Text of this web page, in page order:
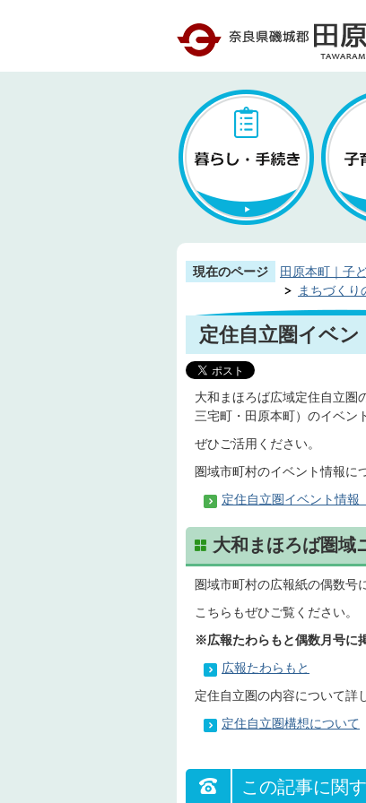
現在のページ 田原本町｜子
まちづくり
定住自立圏イベン
大和まほろば広域定住自立圏
三宅町・田原本町）のイベン
ぜひご活用ください。
圏域市町村のイベント情報に
定住自立圏イベント情報
大和まほろば圏域
圏域市町村の広報紙の偶数号
こちらもぜひご覧ください。
※広報たわらもと偶数月号に
広報たわらもと
定住自立圏の内容について詳
定住自立圏構想について
この記事に関